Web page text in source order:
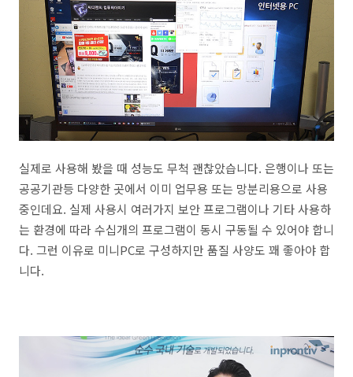
실제로 사용해 봤을 때 성능도 무척 괜찮았습니다. 은행이나 또는
공공기관등 다양한 곳에서 이미 업무용 또는 망분리용으로 사용
중인데요. 실제 사용시 여러가지 보안 프로그램이나 기타 사용하
는 환경에 따라 수십개의 프로그램이 동시 구동될 수 있어야 합니
다. 그런 이유로 미니PC로 구성하지만 품질 사양도 꽤 좋아야 합
니다.